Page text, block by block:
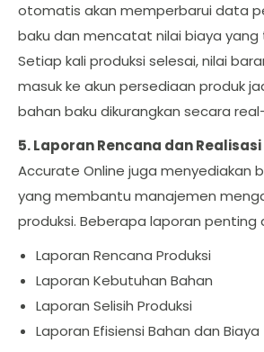
otomatis akan memperbarui data
baku dan mencatat nilai biaya yang
Setiap kali produksi selesai, nilai
masuk ke akun persediaan produk
bahan baku dikurangkan secara
5. Laporan Rencana dan
Accurate Online juga menyediakan
yang membantu manajemen
produksi. Beberapa laporan penting
Laporan Rencana Produksi
Laporan Kebutuhan Bahan
Laporan Selisih Produksi
Laporan Efisiensi Bahan dan Biaya